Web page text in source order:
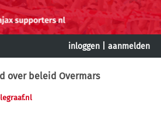
inloggen aanmelden
over beleid Overmars